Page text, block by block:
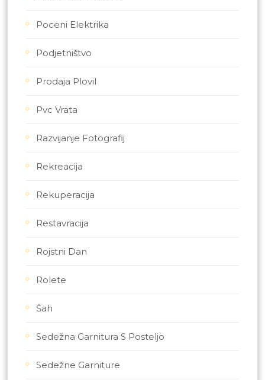
Poceni Elektrika
Podjetništvo
Prodaja Plovil
Pvc Vrata
Razvijanje Fotografij
Rekreacija
Rekuperacija
Restavracija
Rojstni Dan
Rolete
Šah
Sedežna Garnitura S Posteljo
Sedežne Garniture